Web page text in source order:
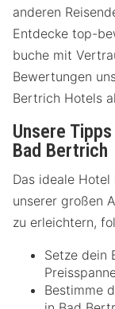
anderen
Entdecke top-
buche mit
Bewertungen
Bertrich Hotels
Unsere
Bad Bertrich
Das ideale
unserer großen
zu erleichtern,
Setze dein
Bestimme